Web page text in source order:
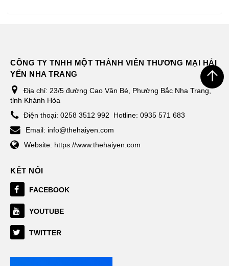
CÔNG TY TNHH MỘT THÀNH VIÊN THƯƠNG MẠI HẢI
YẾN NHA TRANG
Địa chỉ: 23/5 đường Cao Văn Bé, Phường Bắc Nha Trang,
tỉnh Khánh Hòa
Điện thoại: 0258 3512 992
Hotline: 0935 571 683
Email: info@thehaiyen.com
Website: https://www.thehaiyen.com
KẾT NỐI
FACEBOOK
YOUTUBE
TWITTER